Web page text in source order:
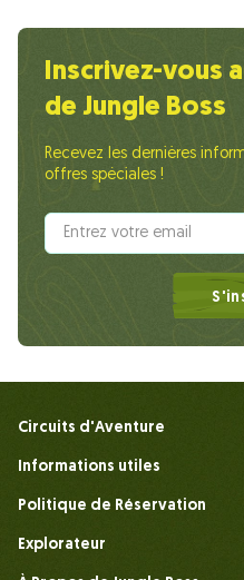
Inscrivez-vous
de Jungle Boss
Recevez les dernières
offres spéciales !
Circuits d'Aventure
Informations utiles
Politique de Réservation
Explorateur